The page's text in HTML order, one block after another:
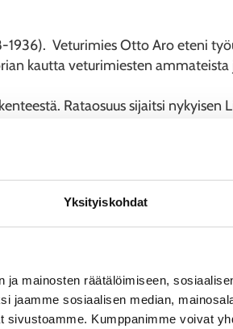
Yksityiskohdat
ja mainosten räätälöimiseen,
jaamme sosiaalisen median,
Kumppanimme voivat
Veturimies Otto Aro eteni
kautta veturimiesten
Rataosuus sijaitsi nykyisen
toiminnan aikana (1897-1952)
kohtaloista sekä
pienen tehdaspaikkakunnan